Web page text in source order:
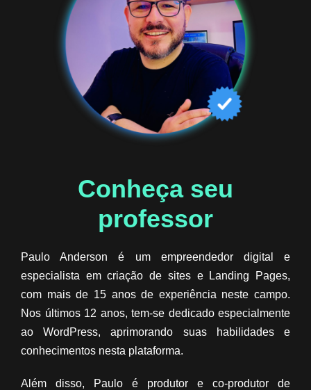
Conheça seu
professor​
Paulo Anderson é um empreendedor digital e
especialista em criação de sites e Landing Pages,
com mais de 15 anos de experiência neste campo.
Nos últimos 12 anos, tem-se dedicado especialmente
ao WordPress, aprimorando suas habilidades e
conhecimentos nesta plataforma.
Além disso, Paulo é produtor e co-produtor de